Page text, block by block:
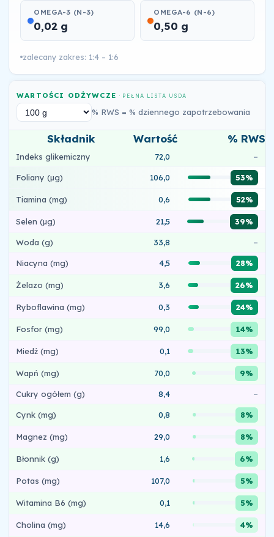
OMEGA-3 (N-3)
0,02 g
OMEGA-6 (N-6)
0,50 g
zalecany zakres: 1:4 – 1:6
WARTOŚCI ODŻYWCZE· PEŁNA LISTA USDA
% RWS = % dziennego zapotrzebowania
Składnik Wartość % RWS
Indeks glikemiczny 72,0 –
Foliany (µg) 106,0 53%
Tiamina (mg) 0,6 52%
Selen (µg) 21,5 39%
Woda (g) 33,8 –
Niacyna (mg) 4,5 28%
Żelazo (mg) 3,6 26%
Ryboflawina (mg) 0,3 24%
Fosfor (mg) 99,0 14%
Miedź (mg) 0,1 13%
Wapń (mg) 70,0 9%
Cukry ogółem (g) 8,4 –
Cynk (mg) 0,8 8%
Magnez (mg) 29,0 8%
Błonnik (g) 1,6 6%
Potas (mg) 107,0 5%
Witamina B6 (mg) 0,1 5%
Cholina (mg) 14,6 4%